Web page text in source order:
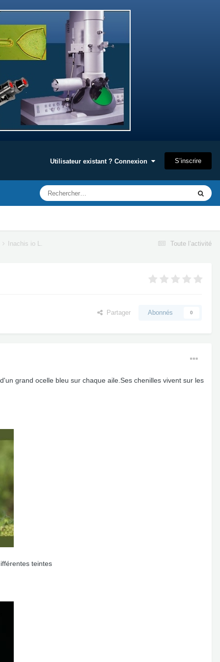
Utilisateur existant ? Connexion S’inscrire
Toute l’activité
Inachis io L.
Partager Abonnés 0
grand ocelle bleu sur chaque aile.Ses chenilles vivent sur les
teintes